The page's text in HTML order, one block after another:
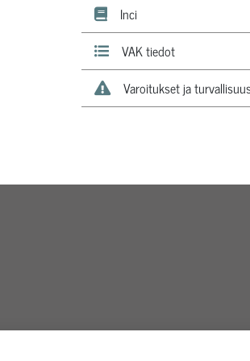
Inci
VAK tiedot
Varoitukset ja